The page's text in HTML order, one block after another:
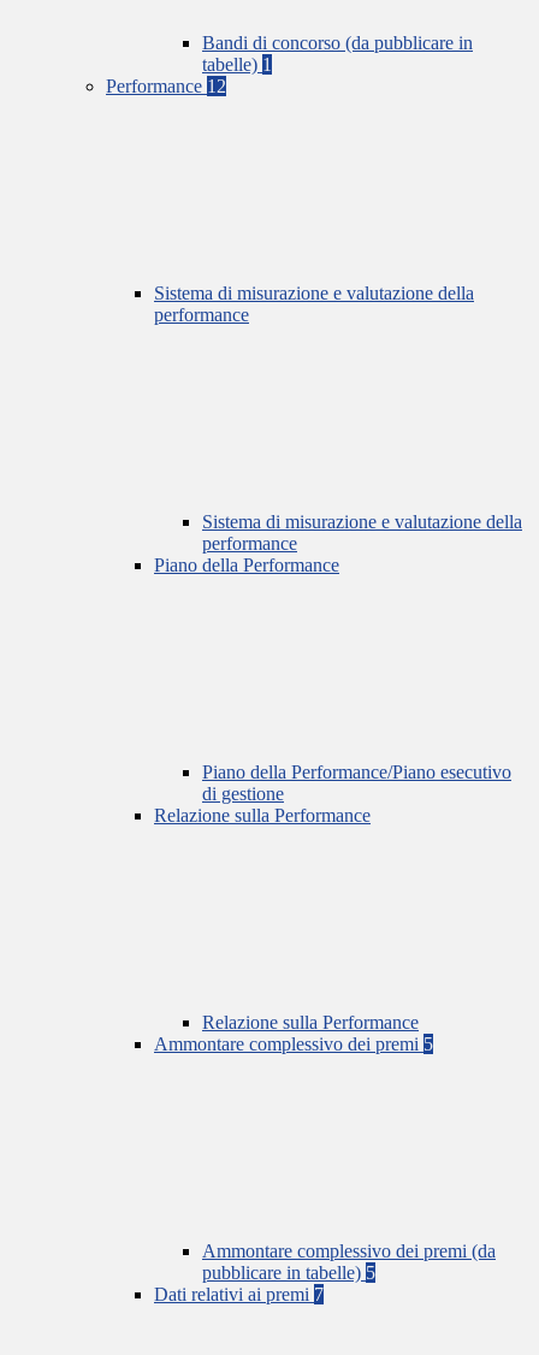
Bandi di concorso (da pubblicare in
tabelle) 1
Performance 12
Sistema di misurazione e valutazione della
performance
Sistema di misurazione e valutazione della
performance
Piano della Performance
Piano della Performance/Piano esecutivo
di gestione
Relazione sulla Performance
Relazione sulla Performance
Ammontare complessivo dei premi 5
Ammontare complessivo dei premi (da
pubblicare in tabelle) 5
Dati relativi ai premi 7